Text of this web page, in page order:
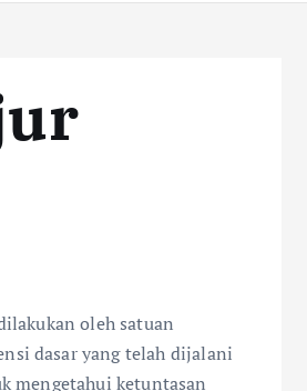
oleh satuan
dasar yang telah dijalani
mengetahui ketuntasan